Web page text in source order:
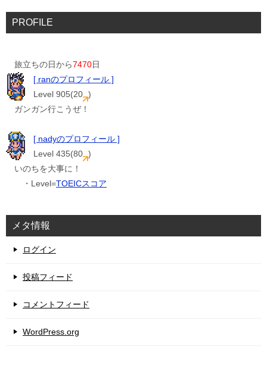
PROFILE
旅立ちの日から7470日
[ ranのプロフィール ]
Level 905(20 )
ガンガン行こうぜ！
[ nadyのプロフィール ]
Level 435(80 )
いのちを大事に！
・Level=TOEICスコア
メタ情報
ログイン
投稿フィード
コメントフィード
WordPress.org